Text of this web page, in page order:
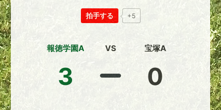
拍手する +5
報徳学園A
3
VS 宝塚A
0